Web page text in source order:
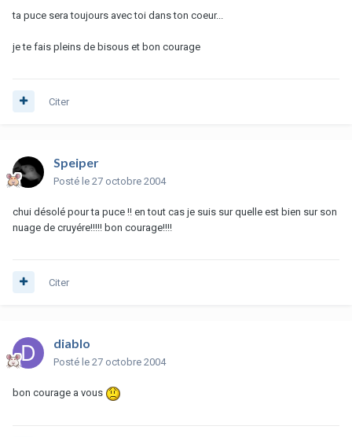
ta puce sera toujours avec toi dans ton coeur...
je te fais pleins de bisous et bon courage
Citer
Speiper
Posté le 27 octobre 2004
chui désolé pour ta puce !! en tout cas je suis sur quelle est bien sur son
nuage de cruyére!!!!! bon courage!!!!
Citer
diablo
Posté le 27 octobre 2004
bon courage a vous